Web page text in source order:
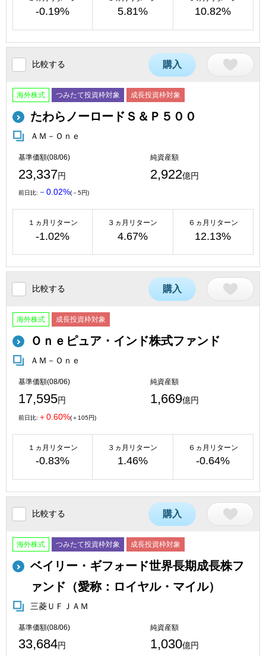
-0.19% 5.81% 10.82%
比較する 購入
海外株式 つみたて投資枠対象 成長投資枠対象
たわらノーロードＳ＆Ｐ５００
ＡＭ－Ｏｎｅ
基準価額(08/06)
23,337円
純資産額
2,922億円
前日比: －0.02%(－5円)
１ヵ月リターン
-1.02%
３ヵ月リターン
4.67%
６ヵ月リターン
12.13%
比較する 購入
海外株式 成長投資枠対象
Ｏｎｅピュア・インド株式ファンド
ＡＭ－Ｏｎｅ
基準価額(08/06)
17,595円
純資産額
1,669億円
前日比: ＋0.60%(＋105円)
１ヵ月リターン
-0.83%
３ヵ月リターン
1.46%
６ヵ月リターン
-0.64%
比較する 購入
海外株式 つみたて投資枠対象 成長投資枠対象
ベイリー・ギフォード世界長期成長株フ
ァンド（愛称：ロイヤル・マイル）
三菱ＵＦＪＡＭ
基準価額(08/06)
33,684円
純資産額
1,030億円